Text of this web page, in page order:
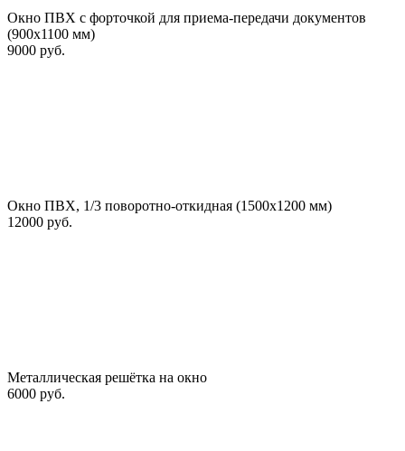
Окно ПВХ с форточкой для приема-передачи документов
(900х1100 мм)
9000 руб.
Окно ПВХ, 1/3 поворотно-откидная (1500х1200 мм)
12000 руб.
Металлическая решётка на окно
6000 руб.